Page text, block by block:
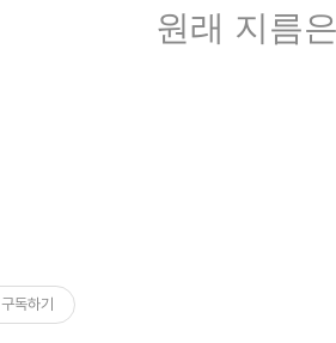
원래 지름
구독하기